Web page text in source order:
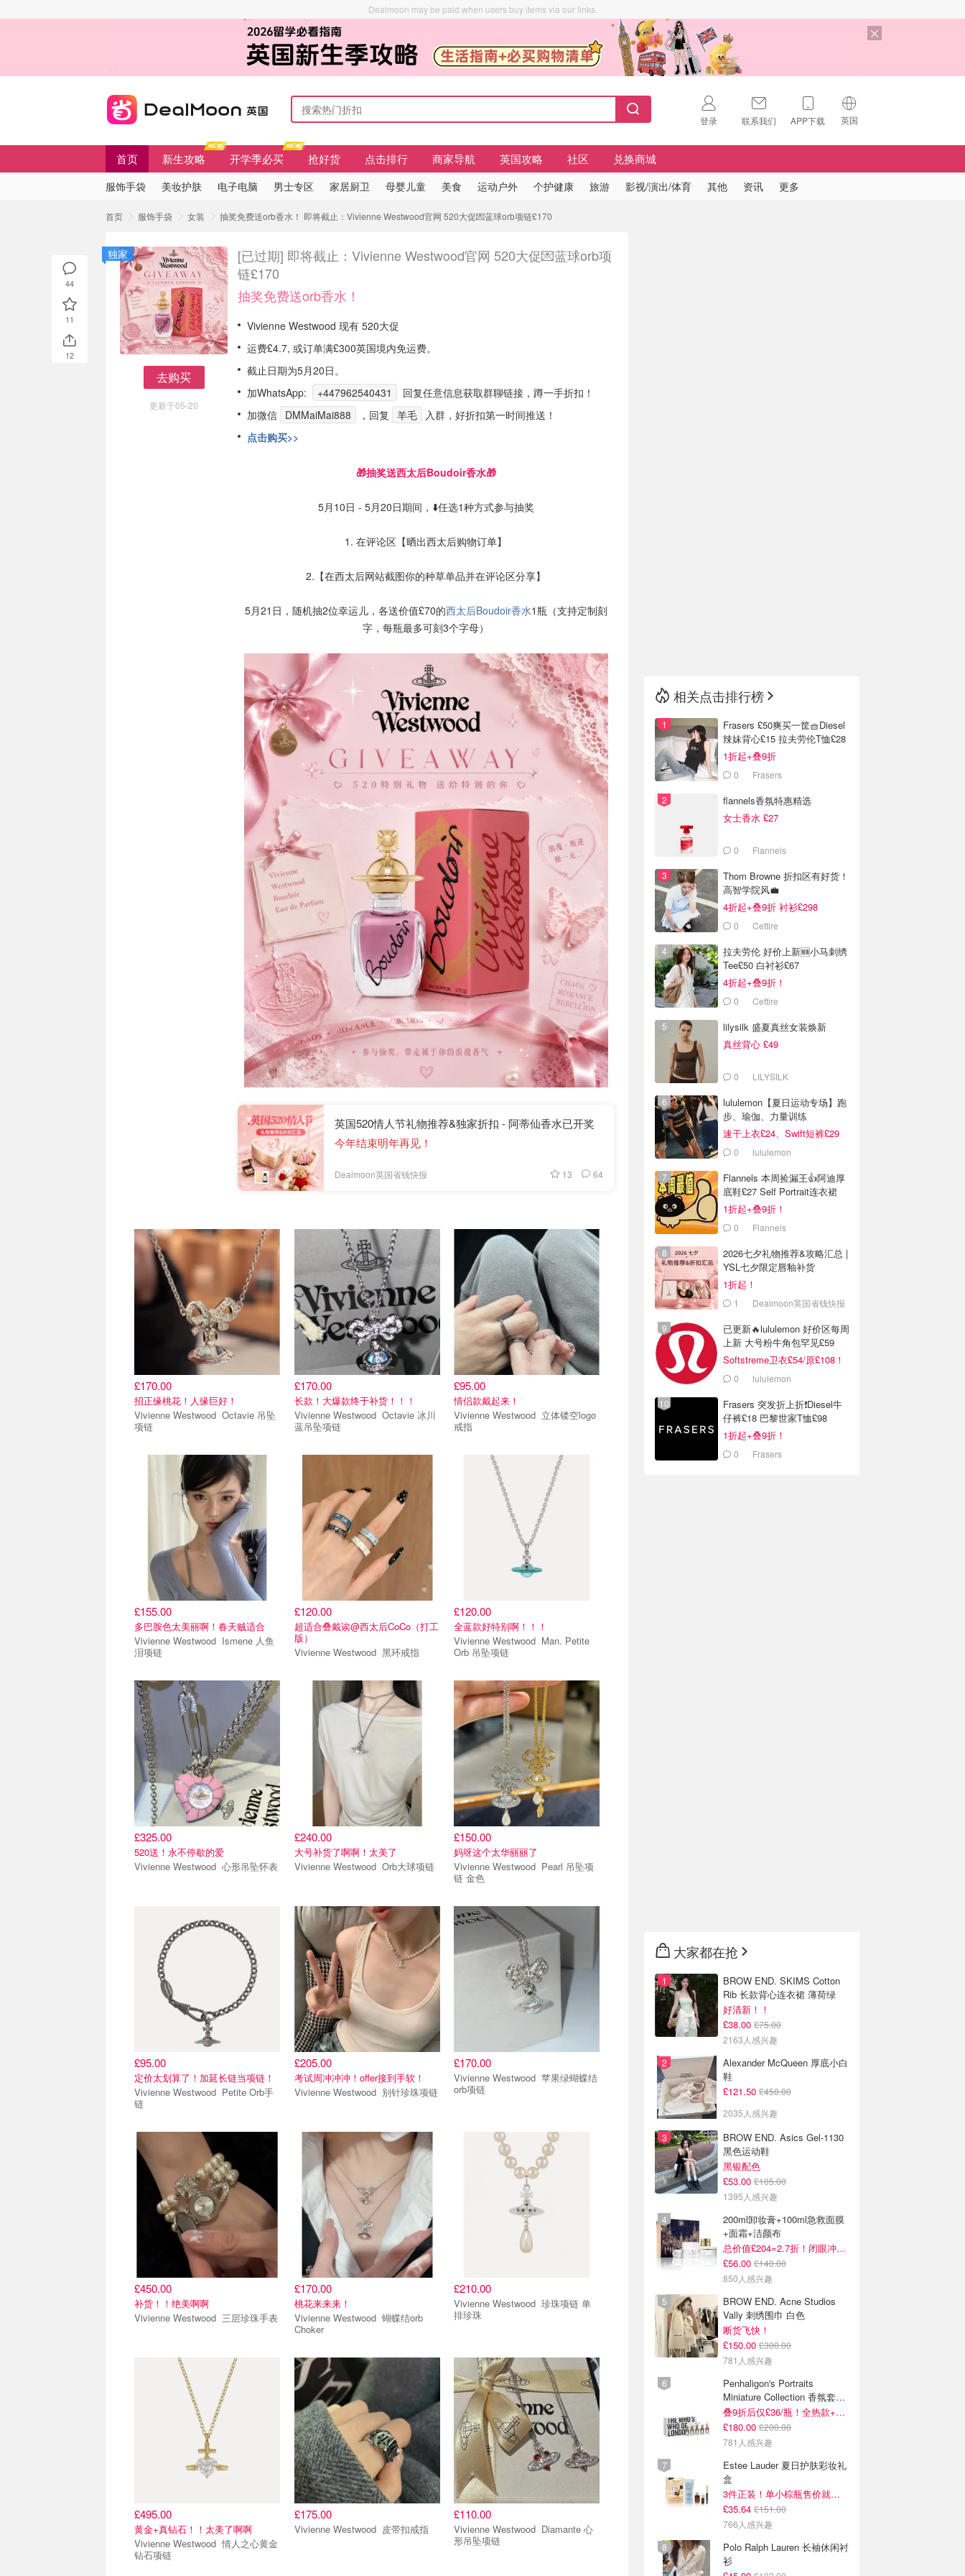
Dealmoon may be paid when users buy items via our links.
登录 联系我们 APP下载 英国
🇺🇸
🇨🇳
中国
首页 新生攻略 开学季必买 抢好货 点击排行 商家导航 英国攻略 社区 兑换商城
服饰手袋 美妆护肤 电子电脑 男士专区 家居厨卫 母婴儿童 美食 运动户外 个护健康 旅游 影视/演出/体育 其他 资讯 更多
首页 服饰手袋 女装 抽奖免费送orb香水！ 即将截止：Vivienne Westwood官网 520大促💌蓝球orb项链£170
去购买
更新于05-20
独家 [已过期] 即将截止：Vivienne Westwood官网 520大促💌蓝球orb项
链£170
抽奖免费送orb香水！
Vivienne Westwood 现有 520大促
运费£4.7, 或订单满£300英国境内免运费。
截止日期为5月20日。
加WhatsApp:
+447962540431
回复任意信息获取群聊链接，蹲一手折扣！
加微信 DMMaiMai888 ，回复 羊毛
入群，好折扣第一时间推送！
点击购买>>
🎁抽奖送西太后Boudoir香水🎁
5月10日 - 5月20日期间，⬇️任选1种方式参与抽奖
1. 在评论区【晒出西太后购物订单】
2.【在西太后网站截图你的种草单品并在评论区分享】
5月21日，随机抽2位幸运儿，各送价值£70的西太后Boudoir香水1瓶（支持定制刻
字，每瓶最多可刻3个字母）
英国520情人节礼物推荐&独家折扣 - 阿蒂仙香水已开奖
今年结束明年再见！
Dealmoon英国省钱快报 13 64
£170.00
招正缘桃花！人缘巨好！
Vivienne Westwood Octavie 吊坠
项链
£170.00
长款！大爆款终于补货！！！
Vivienne Westwood Octavie 冰川
蓝吊坠项链
£95.00
情侣款戴起来！
Vivienne Westwood 立体镂空logo
戒指
£155.00
多巴胺色太美丽啊！春天贼适合
Vivienne Westwood Ismene 人鱼
泪项链
£120.00
超适合叠戴诶@西太后CoCo（打工
版）
Vivienne Westwood 黑环戒指
£120.00
全蓝款好特别啊！！！
Vivienne Westwood Man. Petite
Orb 吊坠项链
£325.00
520送！永不停歇的爱
Vivienne Westwood 心形吊坠怀表
£240.00
大号补货了啊啊！太美了
Vivienne Westwood Orb大球项链
£150.00
妈呀这个太华丽丽了
Vivienne Westwood Pearl 吊坠项
链 金色
£95.00
定价太划算了！加延长链当项链！
Vivienne Westwood Petite Orb手
链
£205.00
考试周冲冲冲！offer接到手软！
Vivienne Westwood 别针珍珠项链
£170.00
Vivienne Westwood 苹果绿蝴蝶结
orb项链
£450.00
补货！！绝美啊啊
Vivienne Westwood 三层珍珠手表
£170.00
桃花来来来！
Vivienne Westwood 蝴蝶结orb
Choker
£210.00
Vivienne Westwood 珍珠项链 单
排珍珠
£495.00
黄金+真钻石！！太美了啊啊
Vivienne Westwood 情人之心黄金
钻石项链
£175.00
Vivienne Westwood 皮带扣戒指
£110.00
Vivienne Westwood Diamante 心
形吊坠项链
44
11
12
相关点击排行榜
Frasers £50爽买一筐🧺Diesel
辣妹背心£15 拉夫劳伦T恤£28
1折起+叠9折
0 Frasers
flannels香氛特惠精选
女士香水 £27
0 Flannels
Thom Browne 折扣区有好货！
高智学院风💼
4折起+叠9折 衬衫£298
0 Cettire
拉夫劳伦 好价上新🆕小马刺绣
Tee£50 白衬衫£67
4折起+叠9折！
0 Cettire
lilysilk 盛夏真丝女装焕新
真丝背心 £49
0 LILYSILK
lululemon【夏日运动专场】跑
步、瑜伽、力量训练
速干上衣£24、Swift短裤£29
0 lululemon
Flannels 本周捡漏王👍阿迪厚
底鞋£27 Self Portrait连衣裙
£63
1折起+叠9折！
0 Flannels
2026七夕礼物推荐&攻略汇总 |
YSL七夕限定唇釉补货
1折起！
1 Dealmoon英国省钱快报
已更新🔥lululemon 好价区每周
上新 大号粉牛角包罕见£59
Softstreme卫衣£54/原£108！
0 lululemon
Frasers 突发折上折❗️Diesel牛
仔裤£18 巴黎世家T恤£98
1折起+叠9折！
0 Frasers
大家都在抢
BROW END. SKIMS Cotton
Rib 长款背心连衣裙 薄荷绿
好清新！！
£38.00 £75.00
2163人感兴趣
Alexander McQueen 厚底小白
鞋
£121.50 £450.00
2035人感兴趣
BROW END. Asics Gel-1130
黑色运动鞋
黑银配色
£53.00 £105.00
1395人感兴趣
200ml卸妆膏+100ml急救面膜
+面霜+洁颜布
总价值£204=2.7折！闭眼冲这套！
£56.00 £140.00
850人感兴趣
BROW END. Acne Studios
Vally 刺绣围巾 白色
断货飞快！
£150.00 £300.00
781人感兴趣
Penhaligon's Portraits
Miniature Collection 香氛套装
5瓶装
叠9折后仅£36/瓶！全热款+标志性兽首头
£180.00 £200.00
781人感兴趣
Estee Lauder 夏日护肤彩妆礼
盒
3件正装！单小棕瓶售价就要£65！
£35.64 £151.00
766人感兴趣
Polo Ralph Lauren 长袖休闲衬
衫